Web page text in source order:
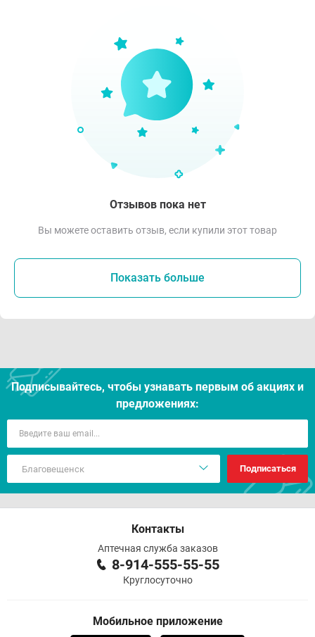
Отзывов пока нет
Вы можете оставить отзыв, если купили этот товар
Показать больше
Подписывайтесь, чтобы узнавать первым об акцияx и
предложениях:
Подписаться
Контакты
Аптечная служба заказов
8-914-555-55-55
Круглосуточно
Мобильное приложение